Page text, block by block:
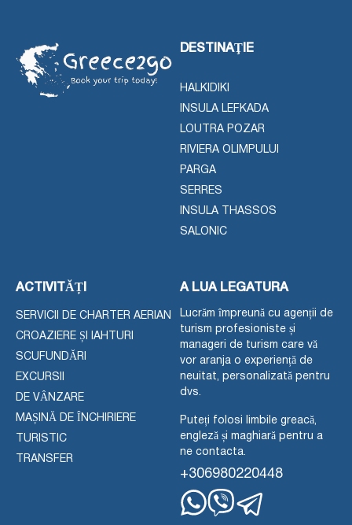
DESTINAŢIE
HALKIDIKI
INSULA LEFKADA
LOUTRA POZAR
RIVIERA OLIMPULUI
PARGA
SERRES
INSULA THASSOS
SALONIC
ACTIVITĂȚI
SERVICII DE CHARTER AERIAN
CROAZIERE ȘI IAHTURI
SCUFUNDĂRI
EXCURSII
DE VÂNZARE
MAȘINĂ DE ÎNCHIRIERE
TURISTIC
TRANSFER
A LUA LEGATURA
Lucrăm împreună cu agenții de
turism profesioniste și
manageri de turism care vă
vor aranja o experiență de
neuitat, personalizată pentru
dvs.
Puteți folosi limbile greacă,
engleză și maghiară pentru a
ne contacta.
+306980220448